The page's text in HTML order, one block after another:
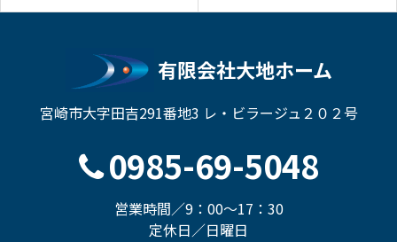
有限会社大地ホーム
宮崎市大字田吉291番地3 レ・ビラージュ２０２号
0985-69-5048
営業時間／9：00～17：30
定休日／日曜日